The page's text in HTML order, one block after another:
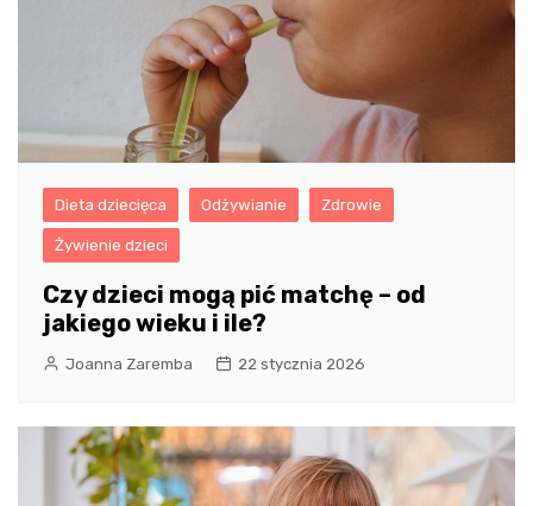
Dieta dziecięca Odżywianie Zdrowie
Żywienie dzieci
Czy dzieci mogą pić matchę – od
jakiego wieku i ile?
Joanna Zaremba 22 stycznia 2026